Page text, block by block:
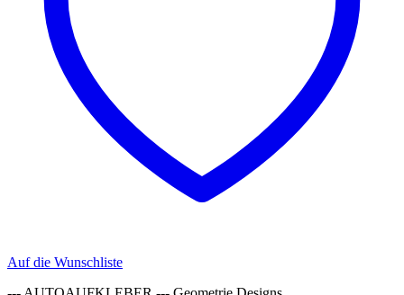
Auf die Wunschliste